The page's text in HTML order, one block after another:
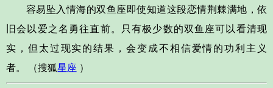
容易坠入情海的双鱼座即使知道这段恋情荆棘满地，依
旧会以爱之名勇往直前。只有极少数的双鱼座可以看清现
实，但太过现实的结果，会变成不相信爱情的功利主义
者。 （搜狐星座 ）